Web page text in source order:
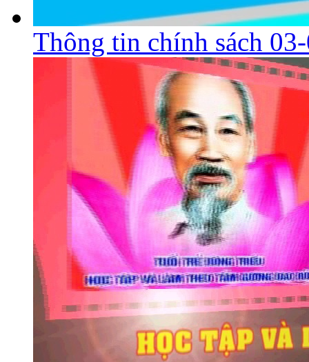
Thông tin chính sách